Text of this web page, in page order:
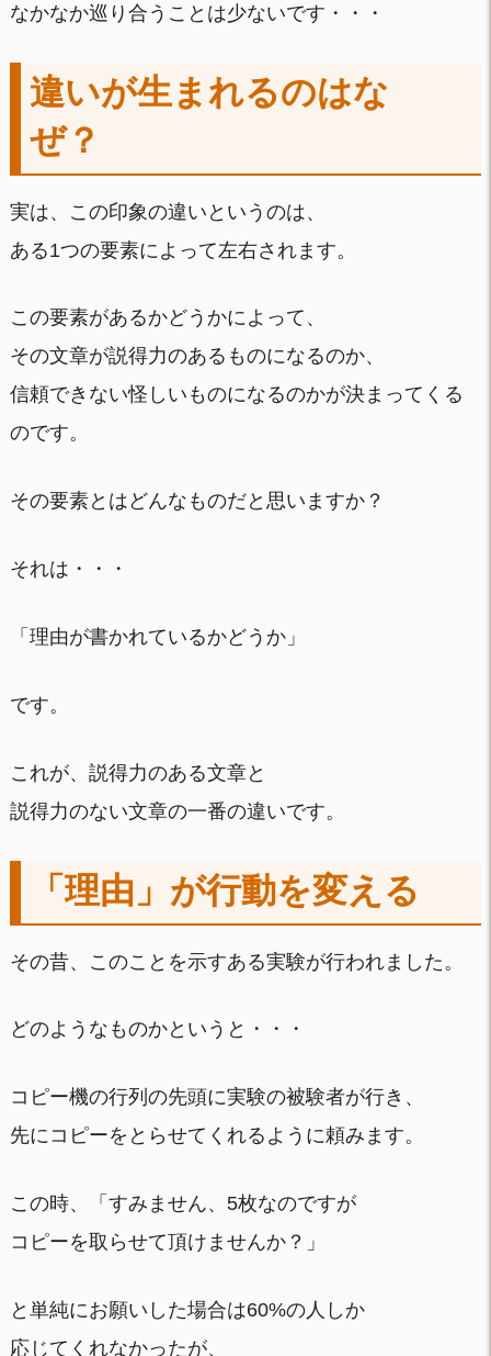
なかなか巡り合うことは少ないです・・・
違いが生まれるのはな
ぜ？
実は、この印象の違いというのは、
ある1つの要素によって左右されます。
この要素があるかどうかによって、
その文章が説得力のあるものになるのか、
信頼できない怪しいものになるのかが決まってくる
のです。
その要素とはどんなものだと思いますか？
それは・・・
「理由が書かれているかどうか」
です。
これが、説得力のある文章と
説得力のない文章の一番の違いです。
「理由」が行動を変える
その昔、このことを示すある実験が行われました。
どのようなものかというと・・・
コピー機の行列の先頭に実験の被験者が行き、
先にコピーをとらせてくれるように頼みます。
この時、「すみません、5枚なのですが
コピーを取らせて頂けませんか？」
と単純にお願いした場合は60%の人しか
応じてくれなかったが、